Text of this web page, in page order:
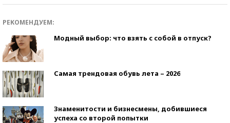
РЕКОМЕНДУЕМ:
Модный выбор: что взять с собой в отпуск?
Самая трендовая обувь лета – 2026
Знаменитости и бизнесмены, добившиеся
успеха со второй попытки